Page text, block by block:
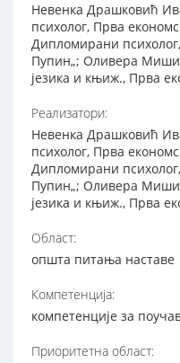
Невенка Драшковић
психолог, Прва
Дипломирани
Пупин„; Оливера
језика и књиж., Прва
Реализатори:
Невенка Драшковић
психолог, Прва
Дипломирани
Пупин„; Оливера
језика и књиж., Прва
Област:
општа питања наставе
Компетенција:
компетенције за
Приоритетна област: